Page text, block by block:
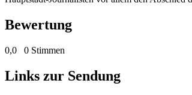
Bewertung
0,0 0 Stimmen
Links zur Sendung